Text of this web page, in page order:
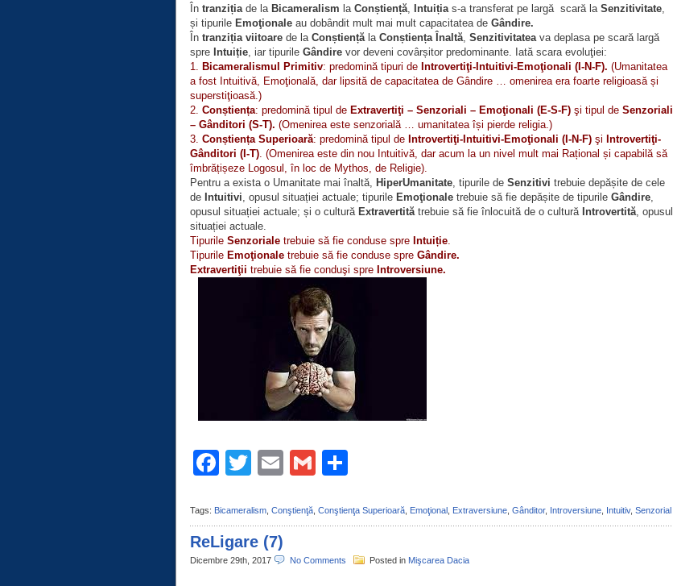
În tranzițiade la Bicameralism la Conștiență, Intuițias-a transferat pe largă scară la Senzitivitate,
și tipurile Emoţionaleau dobândit mult mai mult capacitatea de Gândire.
În tranziția viitoarede la Conștiențăla Conștiența Înaltă, Senzitivitateava deplasa pe scară largă
spre Intuiție, iar tipurile Gândirevor deveni covârșitor predominante. Iată scara evoluţiei:
1. Bicameralismul Primitiv: predomină tipuri de Introvertiţi-Intuitivi-Emoţionali (I-N-F). (Umanitatea
a fost Intuitivă, Emoţională, dar lipsită de capacitatea de Gândire … omenirea era foarte religioasă și
superstiţioasă.)
2. Conștiența: predomină tipul de Extravertiţi – Senzoriali – Emoţionali (E-S-F)şi tipul de Senzoriali
– Gânditori (S-T). (Omenirea este senzorială … umanitatea își pierde religia.)
3. Conștiența Superioară: predomină tipul de Introvertiţi-Intuitivi-Emoţionali (I-N-F)şi Introvertiţi-
Gânditori (I-T). (Omenirea este din nou Intuitivă, dar acum la un nivel mult mai Rațional și capabilă să
îmbrățișeze Logosul, în loc de Mythos, de Religie).
Pentru a exista o Umanitate mai înaltă, HiperUmanitate, tipurile de Senzitivi trebuie depășite de cele
de Intuitivi, opusul situației actuale; tipurile Emoţionaletrebuie să fie depășite de tipurile Gândire,
opusul situației actuale; și o cultură Extravertitătrebuie să fie înlocuită de o cultură Introvertită, opusul
situației actuale.
Tipurile Senzorialetrebuie să fie conduse spre Intuiție.
Tipurile Emoţionaletrebuie să fie conduse spre Gândire.
Extravertiţii trebuie să fie conduşi spre Introversiune.
Facebook
TwitterEmailGmail
Tags: Bicameralism, Conştienţă, Conştienţa Superioară, Emoţional, Extraversiune, Gânditor, Introversiune, Intuitiv, Senzorial
ReLigare (7)
Dicembre 29th, 2017 No Comments Posted in Mişcarea Dacia